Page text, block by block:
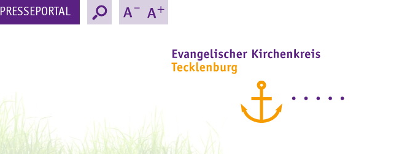
PRESSEPORTAL